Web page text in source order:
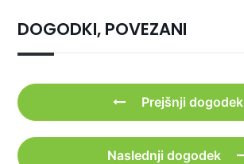
DOGODKI, POVEZANI
Prejšnji dogodek
Naslednji dogodek